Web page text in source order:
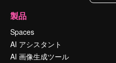
製品
Spaces
AI アシスタント
AI 画像生成ツール